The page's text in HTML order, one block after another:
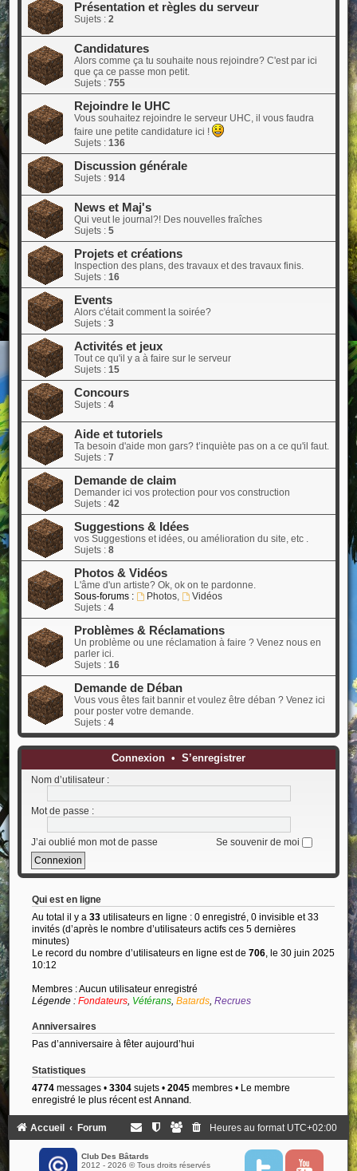
Présentation et règles du serveur
Sujets : 2
Candidatures
Alors comme ça tu souhaite nous rejoindre? C'est par ici
que ça ce passe mon petit.
Sujets : 755
Rejoindre le UHC
Vous souhaitez rejoindre le serveur UHC, il vous faudra
faire une petite candidature ici !
Sujets : 136
Discussion générale
Sujets : 914
News et Maj's
Qui veut le journal?! Des nouvelles fraîches
Sujets : 5
Projets et créations
Inspection des plans, des travaux et des travaux finis.
Sujets : 16
Events
Alors c'était comment la soirée?
Sujets : 3
Activités et jeux
Tout ce qu'il y a à faire sur le serveur
Sujets : 15
Concours
Sujets : 4
Aide et tutoriels
Ta besoin d'aide mon gars? t’inquiète pas on a ce qu'il faut.
Sujets : 7
Demande de claim
Demander ici vos protection pour vos construction
Sujets : 42
Suggestions & Idées
vos Suggestions et idées, ou amélioration du site, etc .
Sujets : 8
Photos & Vidéos
L'âme d'un artiste? Ok, ok on te pardonne.
Sous-forums :
Photos,
Vidéos
Sujets : 4
Problèmes & Réclamations
Un problème ou une réclamation à faire ? Venez nous en
parler ici.
Sujets : 16
Demande de Déban
Vous vous êtes fait bannir et voulez être déban ? Venez ici
pour poster votre demande.
Sujets : 4
Connexion• S’enregistrer
Nom d’utilisateur :
Mot de passe :
J’ai oublié mon mot de passe Se souvenir de moi
Qui est en ligne
Au total il y a 33utilisateurs en ligne : 0 enregistré, 0 invisible et 33
invités (d’après le nombre d’utilisateurs actifs ces 5 dernières
minutes)
Le record du nombre d’utilisateurs en ligne est de 706, le 30 juin 2025
10:12
Membres : Aucun utilisateur enregistré
Légende : Fondateurs, Vétérans, Batards, Recrues
Anniversaires
Pas d’anniversaire à fêter aujourd’hui
Statistiques
4774messages • 3304sujets • 2045membres • Le membre
enregistré le plus récent estAnnand.
Accueil Forum Heures au format UTC+02:00
Club Des Bâtards
2012 - 2026 © Tous droits réservés